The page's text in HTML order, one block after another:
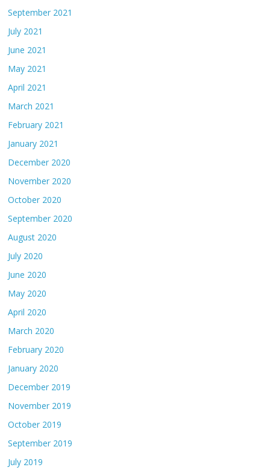
September 2021
July 2021
June 2021
May 2021
April 2021
March 2021
February 2021
January 2021
December 2020
November 2020
October 2020
September 2020
August 2020
July 2020
June 2020
May 2020
April 2020
March 2020
February 2020
January 2020
December 2019
November 2019
October 2019
September 2019
July 2019